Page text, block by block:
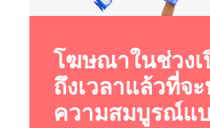
โฆษณาในช่วงเ
ถึงเวลาแล้วที่จ
ความสมบูรณ์แ